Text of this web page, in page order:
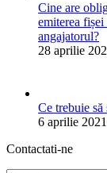
Cine are
emiterea
angajatorul?
28 aprilie
Ce trebuie să
6 aprilie 2021
Contactati-ne